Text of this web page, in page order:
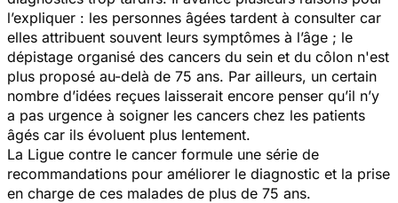
l’expliquer : les personnes âgées tardent à consulter car
elles attribuent souvent leurs symptômes à l’âge ; le
dépistage organisé des cancers du sein et du côlon n'est
plus proposé au-delà de 75 ans. Par ailleurs, un certain
nombre d’idées reçues laisserait encore penser qu’il n’y
a pas urgence à soigner les cancers chez les patients
âgés car ils évoluent plus lentement.
La Ligue contre le cancer formule une série de
recommandations pour améliorer le diagnostic et la prise
en charge de ces malades de plus de 75 ans.